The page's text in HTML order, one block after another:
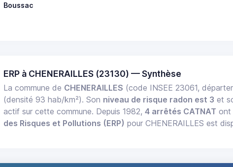
Boussac
ERP à CHENERAILLES (23130) — Synthèse
La commune de CHENERAILLES (code INSEE 23061,
(densité 93 hab/km²). Son niveau de risque radon est 3 et
actif sur cette commune. Depuis 1982,4 arrêtés CATNAT ont
des Risques et Pollutions (ERP) pour CHENERAILLES est